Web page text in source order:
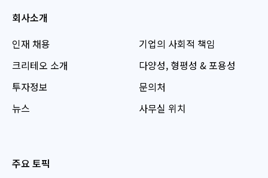
회사소개
인재 채용
크리테오 소개
투자정보
뉴스
기업의 사회적 책임
다양성, 형평성 & 포용성
문의처
사무실 위치
주요 토픽